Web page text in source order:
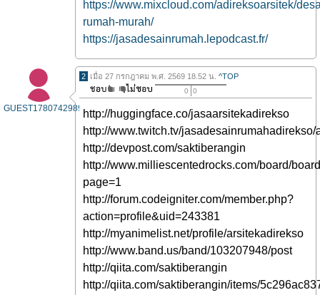
https://www.mixcloud.com/adireksoarsitek/
rumah-murah/
https://jasadesainrumah.lepodcast.fr/
GUEST1780742989
2 เมื่อ 27 กรกฎาคม พ.ศ. 2569 18.52 น. ^TOP
0 0
http://huggingface.co/jasaarsitekadirekso
http://www.twitch.tv/jasadesainrumahadirekso/
http://devpost.com/saktiberangin
http://www.milliescentedrocks.com/board/
page=1
http://forum.codeigniter.com/member.php?
action=profile&uid=243381
http://myanimelist.net/profile/arsitekadirekso
http://www.band.us/band/103207948/post
http://qiita.com/saktiberangin
http://qiita.com/saktiberangin/items/